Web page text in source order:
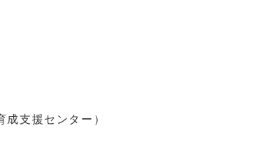
支援センター）